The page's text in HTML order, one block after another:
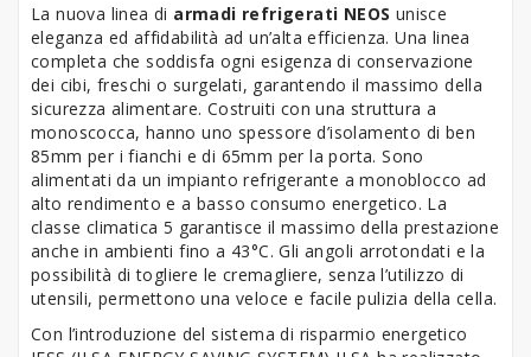
La nuova linea di armadi refrigerati NEOS unisce
eleganza ed affidabilità ad un’alta efficienza. Una linea
completa che soddisfa ogni esigenza di conservazione
dei cibi, freschi o surgelati, garantendo il massimo della
sicurezza alimentare. Costruiti con una struttura a
monoscocca, hanno uno spessore d’isolamento di ben
85mm per i fianchi e di 65mm per la porta. Sono
alimentati da un impianto refrigerante a monoblocco ad
alto rendimento e a basso consumo energetico. La
classe climatica 5 garantisce il massimo della prestazione
anche in ambienti fino a 43°C. Gli angoli arrotondati e la
possibilità di togliere le cremagliere, senza l’utilizzo di
utensili, permettono una veloce e facile pulizia della cella.
Con l’introduzione del sistema di risparmio energetico